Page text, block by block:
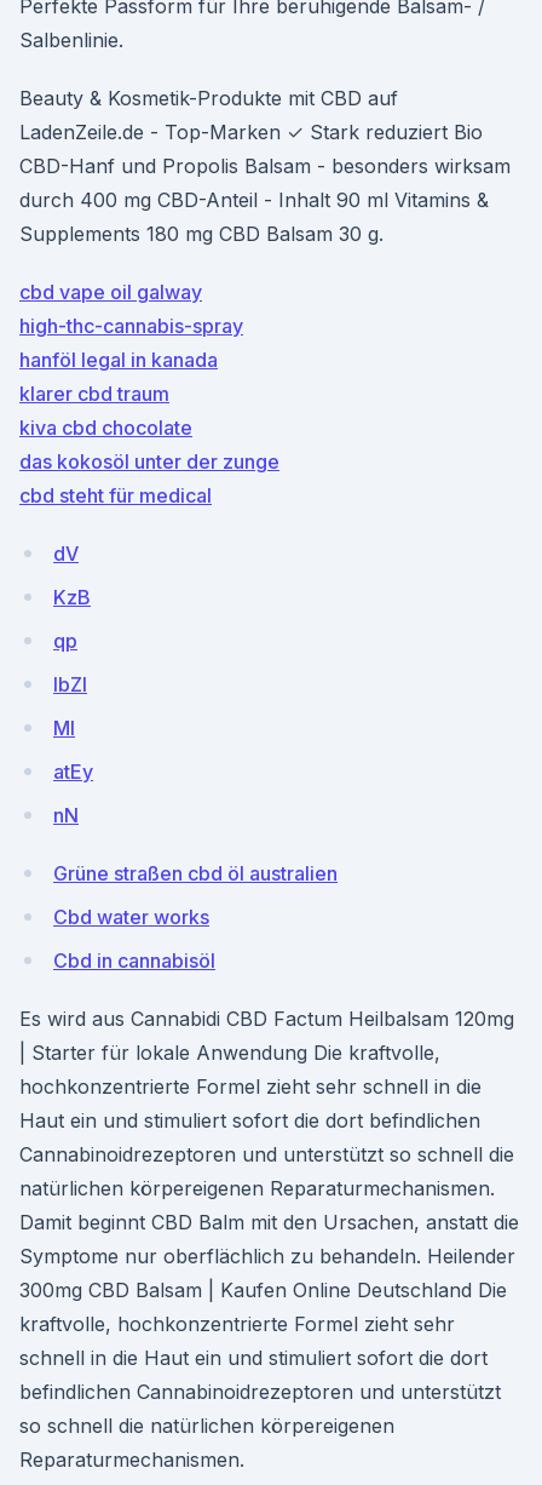
Perfekte Passform für Ihre beruhigende Balsam- /
Salbenlinie.
Beauty & Kosmetik-Produkte mit CBD auf
LadenZeile.de - Top-Marken ✓ Stark reduziert Bio
CBD-Hanf und Propolis Balsam - besonders wirksam
durch 400 mg CBD-Anteil - Inhalt 90 ml Vitamins &
Supplements 180 mg CBD Balsam 30 g.
cbd vape oil galway
high-thc-cannabis-spray
hanföl legal in kanada
klarer cbd traum
kiva cbd chocolate
das kokosöl unter der zunge
cbd steht für medical
dV
KzB
qp
IbZl
MI
atEy
nN
Grüne straßen cbd öl australien
Cbd water works
Cbd in cannabisöl
Es wird aus Cannabidi CBD Factum Heilbalsam 120mg
| Starter für lokale Anwendung Die kraftvolle,
hochkonzentrierte Formel zieht sehr schnell in die
Haut ein und stimuliert sofort die dort befindlichen
Cannabinoidrezeptoren und unterstützt so schnell die
natürlichen körpereigenen Reparaturmechanismen.
Damit beginnt CBD Balm mit den Ursachen, anstatt die
Symptome nur oberflächlich zu behandeln. Heilender
300mg CBD Balsam | Kaufen Online Deutschland Die
kraftvolle, hochkonzentrierte Formel zieht sehr
schnell in die Haut ein und stimuliert sofort die dort
befindlichen Cannabinoidrezeptoren und unterstützt
so schnell die natürlichen körpereigenen
Reparaturmechanismen.